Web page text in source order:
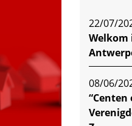
22/07/
Welkom
08/06/
“Centen